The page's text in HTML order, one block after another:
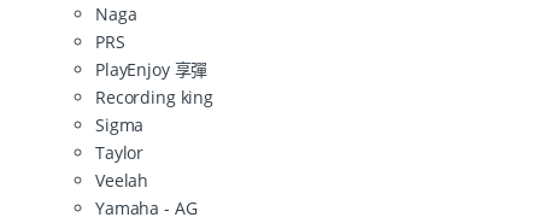
Naga
PRS
PlayEnjoy 享彈
Recording king
Sigma
Taylor
Veelah
Yamaha - AG